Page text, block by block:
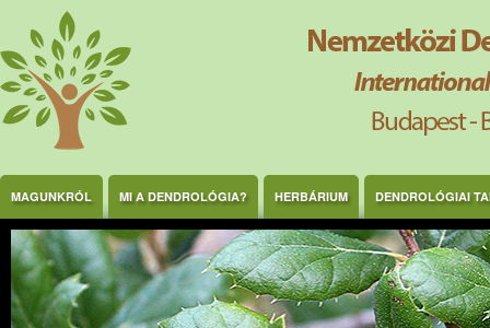
Ugrás a tartalomra
MAGUNKRÓL MI A DENDROLÓGIA? HERBÁRIUM DENDROLÓGIAI